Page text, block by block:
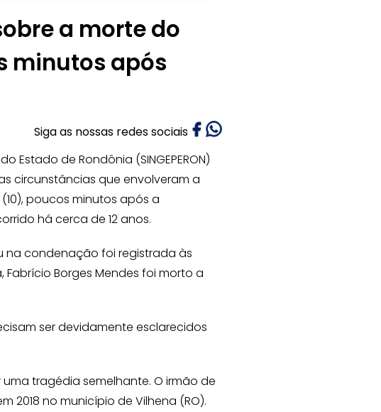
a morte do
minutos após
Siga as nossas redes sociais
de Rondônia (SINGEPERON)
circunstâncias que envolveram a
poucos minutos após a
há cerca de 12 anos.
na condenação foi registrada às
Fabrício Borges Mendes foi morto a
ser devidamente esclarecidos
tragédia semelhante. O irmão de
2018 no município de Vilhena (RO).